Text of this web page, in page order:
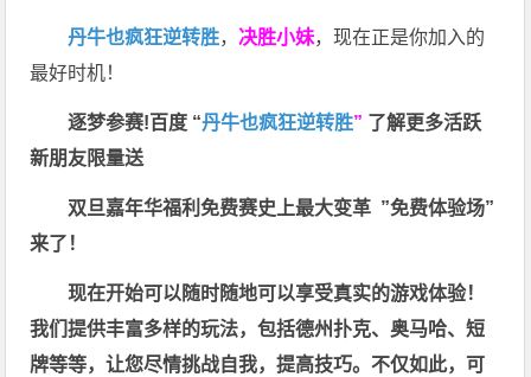
丹牛也疯狂逆转胜， 决胜小妹，现在正是你加入的
最好时机！
逐梦参赛!百度 “丹牛也疯狂逆转胜” 了解更多活跃
新朋友限量送
双旦嘉年华福利免费赛史上最大变革 ”免费体验场”
来了！
现在开始可以随时随地可以享受真实的游戏体验！
我们提供丰富多样的玩法，包括德州扑克、奥马哈、短
牌等等，让您尽情挑战自我，提高技巧。不仅如此， 可